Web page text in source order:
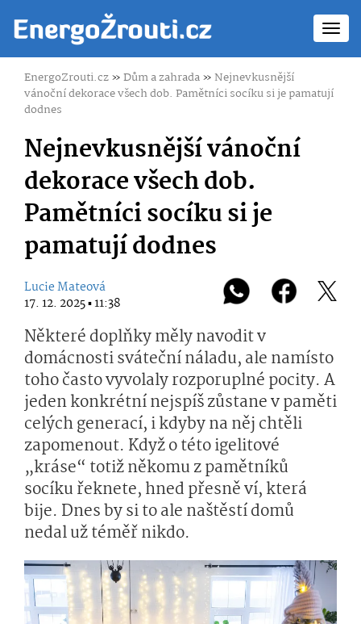
EnergoZrouti.cz»Dům a zahrada»Nejnevkusnější
vánoční dekorace všech dob. Pamětníci socíku si je pamatují
dodnes
Nejnevkusnější vánoční
dekorace všech dob.
Pamětníci socíku si je
pamatují dodnes
Lucie Mateová
17. 12. 2025 ▪ 11:38
Některé doplňky měly navodit v
domácnosti sváteční náladu, ale namísto
toho často vyvolaly rozporuplné pocity. A
jeden konkrétní nejspíš zůstane v paměti
celých generací, i kdyby na něj chtěli
zapomenout. Když o této igelitové
„kráse“ totiž někomu z pamětníků
socíku řeknete, hned přesně ví, která
bije. Dnes by si to ale naštěstí domů
nedal už téměř nikdo.